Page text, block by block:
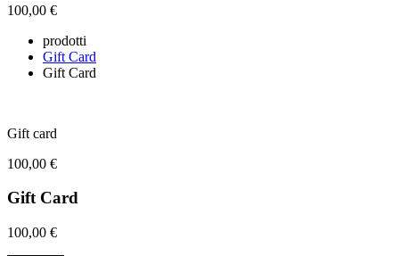
100,00 €
prodotti
Gift Card
Gift Card
Gift card
100,00 €
Gift Card
100,00 €